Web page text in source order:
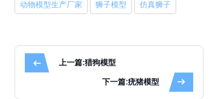
动物模型生产厂家 狮子模型 仿真狮子
上一篇:猎狗模型
下一篇:疣猪模型